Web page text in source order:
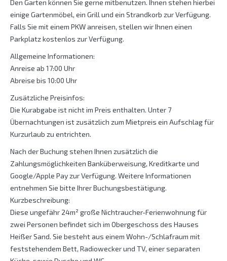
Den Garten können Sie gerne mitbenutzen. Ihnen stehen hierbei
einige Gartenmöbel, ein Grill und ein Strandkorb zur Verfügung.
Falls Sie mit einem PKW anreisen, stellen wir Ihnen einen
Parkplatz kostenlos zur Verfügung.
Allgemeine Informationen:
Anreise ab 17:00 Uhr
Abreise bis 10:00 Uhr
Zusätzliche Preisinfos:
Die Kurabgabe ist nicht im Preis enthalten. Unter 7
Übernachtungen ist zusätzlich zum Mietpreis ein Aufschlag für
Kurzurlaub zu entrichten.
Nach der Buchung stehen Ihnen zusätzlich die
Zahlungsmöglichkeiten Banküberweisung, Kreditkarte und
Google/Apple Pay zur Verfügung. Weitere Informationen
entnehmen Sie bitte Ihrer Buchungsbestätigung.
Kurzbeschreibung:
Diese ungefähr 24m² große Nichtraucher-Ferienwohnung für
zwei Personen befindet sich im Obergeschoss des Hauses
Heißer Sand. Sie besteht aus einem Wohn-/Schlafraum mit
feststehendem Bett, Radiowecker und TV, einer separaten